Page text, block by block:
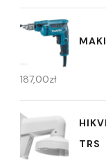
187,00zł
TRS